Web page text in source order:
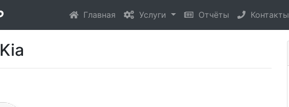
Главная (current)Услуги Отчёты Контакты